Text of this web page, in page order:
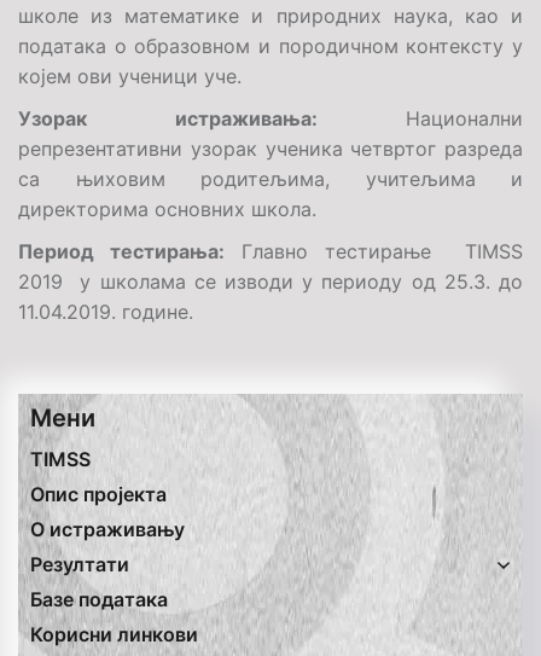
школе из математике и природних наука, као и
података о образовном и породичном контексту у
којем ови ученици уче.
Узорак истраживања: Национални
репрезентативни узорак ученика четвртог разреда
са њиховим родитељима, учитељима и
директорима основних школа.
Период тестирања: Главно тестирање TIMSS
2019 у школама се изводи у периоду од 25.3. до
11.04.2019. године.
Mени
TIMSS
Опис пројекта
O истраживању
Резултати
Базе података
Корисни линкови